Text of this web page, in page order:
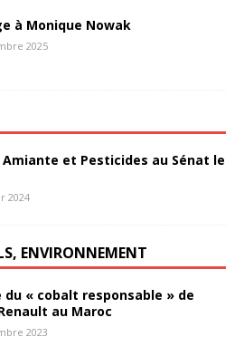
à Monique Nowak
2025
Amiante et Pesticides au Sénat le
2024
ENVIRONNEMENT
du « cobalt responsable » de
au Maroc
2023